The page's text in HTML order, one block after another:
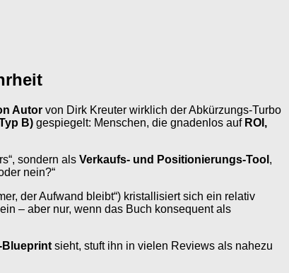
Autor von Dirk Kreuter wirklich der Abkürzungs-Turbo
B) gespiegelt: Menschen, die gnadenlos auf ROI,
sondern als Verkaufs- und Positionierungs-Tool ,
nein?“
der Aufwand bleibt“) kristallisiert sich ein relativ
– aber nur, wenn das Buch konsequent als
Blueprint sieht, stuft ihn in vielen Reviews als nahezu